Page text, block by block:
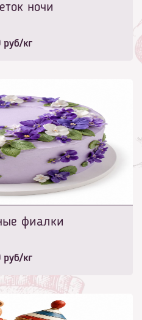
ночи
руб/кг
фиалки
руб/кг